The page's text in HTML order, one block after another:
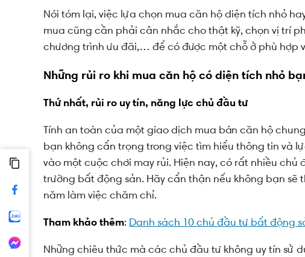
Nói tóm lại, việc lựa chọn mua căn hộ diện tích nhỏ
mua cũng cần phải cân nhắc cho thật kỹ, chọn vị trí
chương trình ưu đãi,… để có được một chỗ ở phù hợp
Những rủi ro khi mua căn hộ có diện tích nhỏ
Thứ nhất, rủi ro uy tín, năng lực chủ đầu tư
Tính an toàn của một giao dịch mua bán căn hộ
bạn không cẩn trọng trong việc tìm hiểu thông tin và
vào một cuộc chơi may rủi. Hiện nay, có rất nhiều
trường bất động sản. Hãy cẩn thận nếu không bạn
năm làm việc chăm chỉ.
Tham khảo thêm: Danh sách 10 chủ đầu tư bất động
Những chiêu thức mà các chủ đầu tư không uy tín